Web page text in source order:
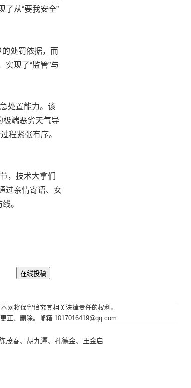
了从“要我安全”
处罚依据，而
实现了“监管”与
处置能力。该
极端恶劣天气导
程紧张有序。
，技术大拿们
过亲情寄语、女
。
网将保留追究其相关法律责任的权利。
正、删除。邮箱:1017016419@qq.com
春、胡九潭、孔德金、王金启